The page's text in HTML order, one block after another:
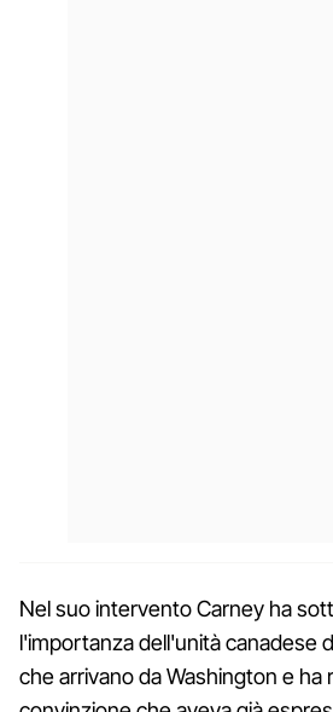
Nel suo intervento Carney ha
l'importanza dell'unità canadese
che arrivano da Washington e ha